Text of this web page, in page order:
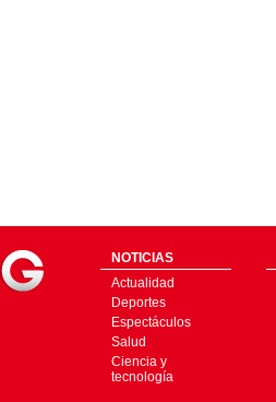
NOTICIAS
Actualidad
Deportes
Espectáculos
Salud
Ciencia y
tecnología